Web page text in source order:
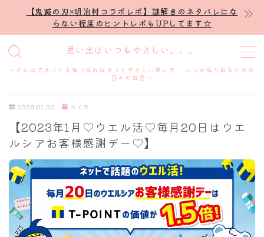
【鬼滅の刃×明治村コラボレポ】謎解きのネタバレにな
らない程度のヒントレポもUPしてます☆
思い出はいつもやさしい。。。
～どんなできごとも振り返ればきっとやさしい思い出 いつか振り返るための
日々の戯言～
MENU
プロフィール
謎解き
ホテル滞在記
舞台・ライブ
2023.01.20 ポイ活
【2023年1月♡ウエル活♡毎月20日はウエ
ルシアお客様感謝デー♡】